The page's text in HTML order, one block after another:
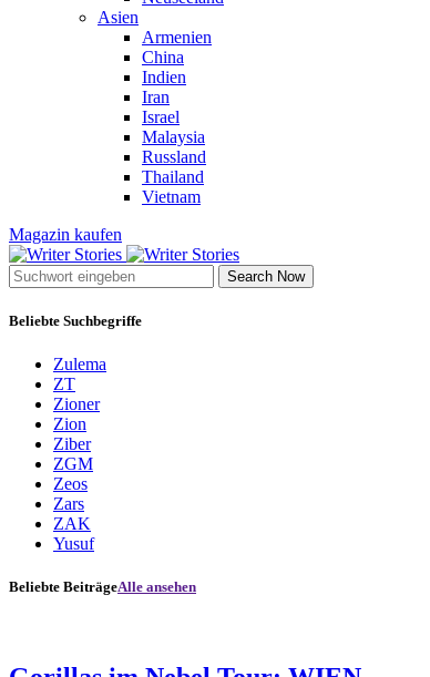
Asien
Armenien
China
Indien
Iran
Israel
Malaysia
Russland
Thailand
Vietnam
Magazin kaufen
Search Now
Beliebte Suchbegriffe
Zulema
ZT
Zioner
Zion
Ziber
ZGM
Zeos
Zars
ZAK
Yusuf
Beliebte BeiträgeAlle ansehen